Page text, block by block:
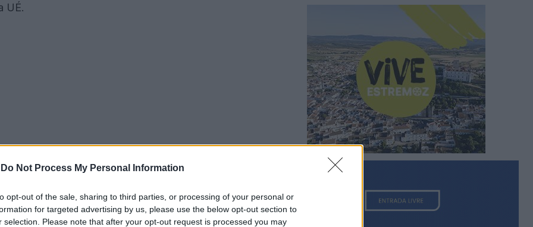
Do Not Process My Personal Information
opt-out of the sale, sharing to third parties, or processing of your personal or
for targeted advertising by us, please use the below opt-out section to
selection. Please note that after your opt-out request is processed you may
UÉ.
e Biodiversidade, o projeto integra, além
relevância na cultura da oliveira,